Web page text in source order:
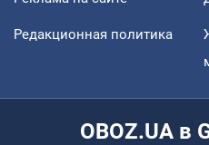
Редакционная политика
OBOZ.UA в